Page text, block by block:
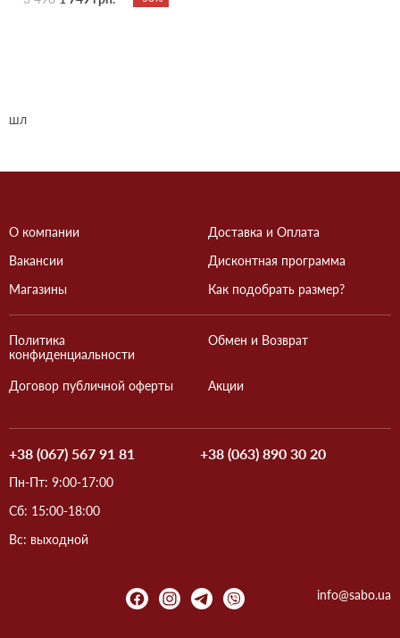
шл
О компании
Вакансии
Магазины
Доставка и Оплата
Дисконтная программа
Как подобрать размер?
Политика
конфиденциальности
Договор публичной оферты
Обмен и Возврат
Акции
+38 (067) 567 91 81 +38 (063) 890 30 20
Пн-Пт: 9:00-17:00
Сб: 15:00-18:00
Вс: выходной
info@sabo.ua